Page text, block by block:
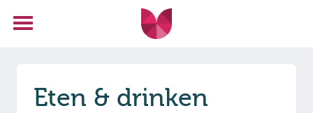
Eten & drinken